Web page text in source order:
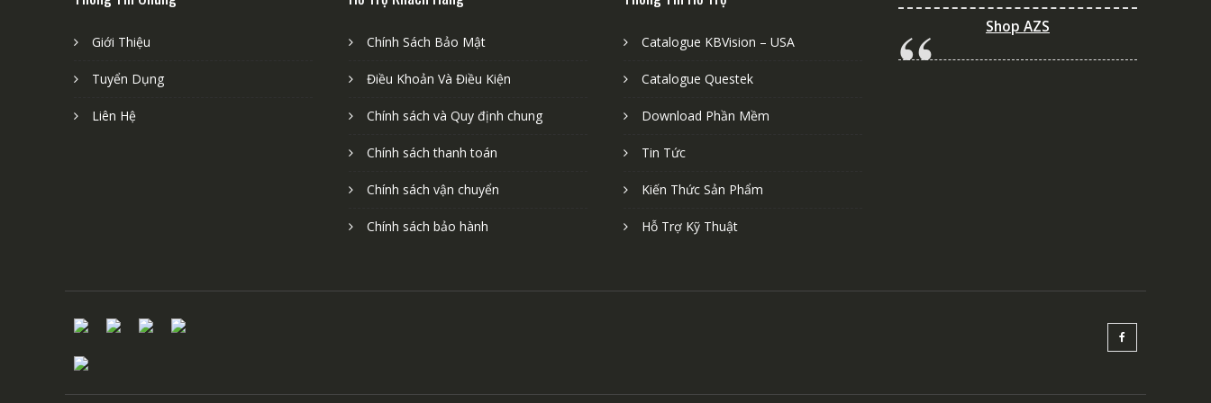
Giới Thiệu
Tuyển Dụng
Liên Hệ
Chính Sách Bảo Mật
Điều Khoản Và Điều Kiện
Chính sách và Quy định chung
Chính sách thanh toán
Chính sách vận chuyển
Chính sách bảo hành
Catalogue KBVision – USA
Catalogue Questek
Download Phần Mềm
Tin Tức
Kiến Thức Sản Phẩm
Hỗ Trợ Kỹ Thuật
Shop AZS